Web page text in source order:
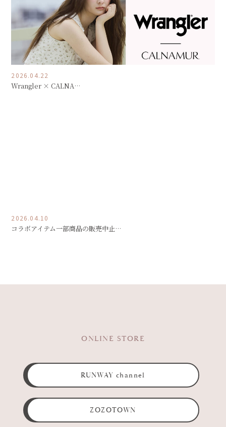
2026.04.22
Wrangler × CALNA…
2026.04.10
コラボアイテム一部商品の販売中止…
ONLINE STORE
RUNWAY channel
ZOZOTOWN